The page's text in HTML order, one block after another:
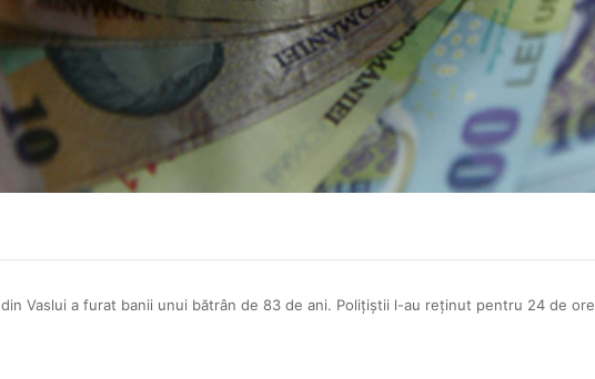
Vaslui a furat banii unui bătrân de 83 de ani. Polițiștii l-au reținut pentru 24 de ore